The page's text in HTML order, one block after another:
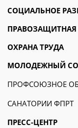
СОЦИАЛЬНОЕ
ПРАВОЗАЩИТНАЯ
ОХРАНА ТРУДА
МОЛОДЕЖНЫЙ
ПРОФСОЮЗНОЕ
САНАТОРИИ ФПРТ
ПРЕСС-ЦЕНТР